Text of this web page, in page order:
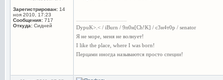
Зарегистрирован: 14
ноя 2010, 17:23
Сообщения: 717
Откуда: Сидней
DypuK>.< / iBurn / 9п0н[Ch!K] / c3н4т0р / senator
Я не море, меня не волнует!
I like the place, where I was born!
Перцами иногда называются просто специи!